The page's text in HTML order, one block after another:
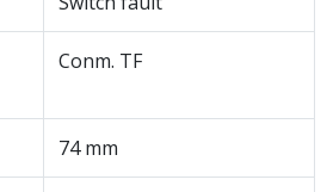
Conm. TF
74 mm